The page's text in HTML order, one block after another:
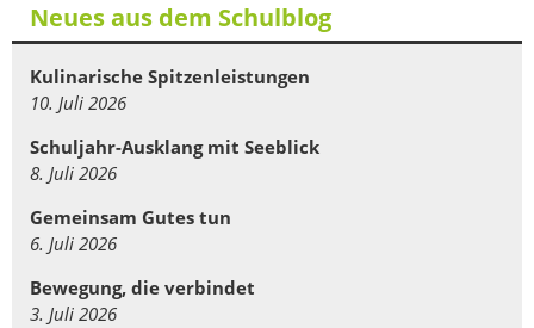
Neues aus dem Schulblog
Kulinarische Spitzenleistungen
10. Juli 2026
Schuljahr-Ausklang mit Seeblick
8. Juli 2026
Gemeinsam Gutes tun
6. Juli 2026
Bewegung, die verbindet
3. Juli 2026